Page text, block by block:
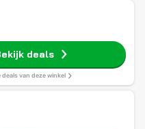
deals
deals van deze winkel